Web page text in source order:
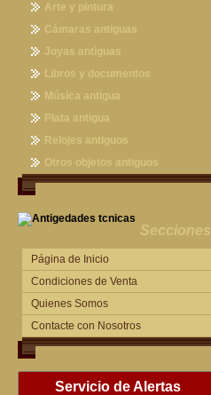
Teléfonos y Telégrafos antiguos
Medallas y condecoraciones
Cascos militares
Otros artículos militares
Antigüedades religiosas
Arte y pintura
Pintura antigua
Pintura contemporánea
Grabados antiguos y mapas
Cámaras antiguas
Cámaras antiguas
Joyas antiguas
Joyas antiguas
Libros y documentos
Libros antiguos
Fotografia antigua
Publicaciones antiguas
Música antigua
Gramófonos antiguos
Cajas de música antiguas
Radios antiguas
Discos y Accesorios
Plata antigua
Plata antigua
Relojes antiguos
Relojes sobremesa antiguos
Relojes de pared antiguos
Relojes de bolsillo antiguos
Relojes de pulsera antiguos
Otros objetos antiguos
Otros objetos antiguos
Secciones
Página de Inicio
Condiciones de Venta
Quienes Somos
Contacte con Nosotros
Servicio de Alertas